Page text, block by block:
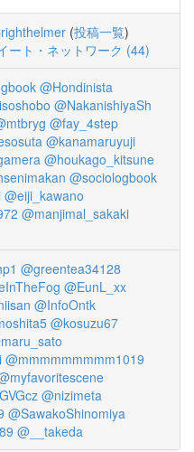
(投稿一覧)
ート・ネットワーク (44)
@Hondinista
@NakanishiyaSh
@fay_4step
@kanamaruyuji
@houkago_kitsune
@sociologbook
@eiji_kawano
@manjimal_sakaki
@greentea34128
@EunL_xx
@InfoOntk
@kosuzu67
@mmmmmmmmm1019
@nizimeta
@SawakoShinomiya
@__takeda